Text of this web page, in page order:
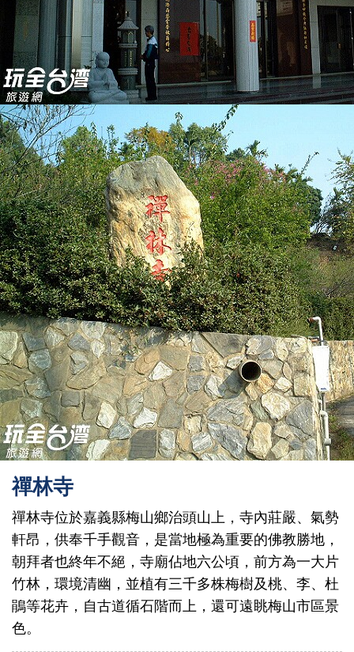
禪林寺
禪林寺位於嘉義縣梅山鄉治頭山上，寺內莊嚴、氣勢
軒昂，供奉千手觀音，是當地極為重要的佛教勝地，
朝拜者也終年不絕，寺廟佔地六公頃，前方為一大片
竹林，環境清幽，並植有三千多株梅樹及桃、李、杜
鵑等花卉，自古道循石階而上，還可遠眺梅山市區景
色。